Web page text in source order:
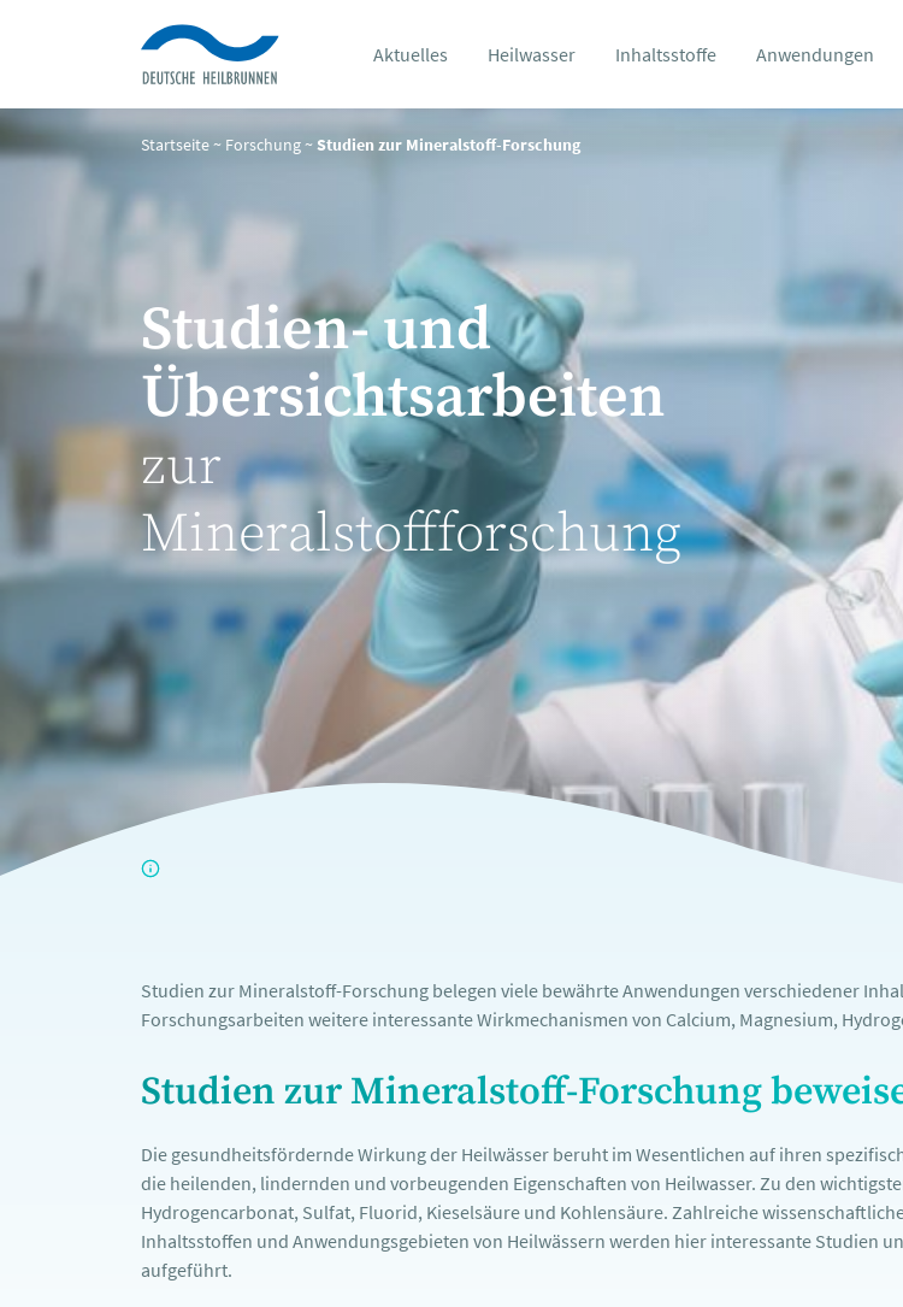
Aktuelles Heilwasser Inhaltsstoffe Anwendungen
Startseite~ Forschung~Studien zur Mineralstoff-Forschung
Studien- und
Übersichtsarbeiten
zur
Mineralstoffforschung
Studien zur Mineralstoff-Forschung belegen viele bewährte Anwendungen verschiedener
Forschungsarbeiten weitere interessante Wirkmechanismen von Calcium, Magnesium,
Studien zur Mineralstoff-Forschung
Die gesundheitsfördernde Wirkung der Heilwässer beruht im Wesentlichen auf ihren
die heilenden, lindernden und vorbeugenden Eigenschaften von Heilwasser. Zu den
Hydrogencarbonat, Sulfat, Fluorid, Kieselsäure und Kohlensäure. Zahlreiche
Inhaltsstoffen und Anwendungsgebieten von Heilwässern werden hier interessante Studien
aufgeführt.